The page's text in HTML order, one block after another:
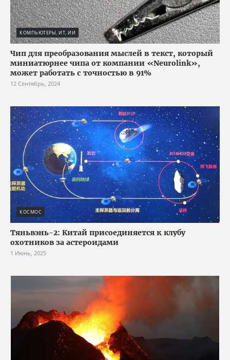
КОМПЬЮТЕРЫ, ИТ, ИИ
Чип для преобразования мыслей в текст, который
миниатюрнее чипа от компании «Neurolink»,
может работать с точностью в 91%
12 Сентябрь, 2024
КОСМОС
Тяньвэнь-2: Китай присоединяется к клубу
охотников за астероидами
1 Июнь, 2025